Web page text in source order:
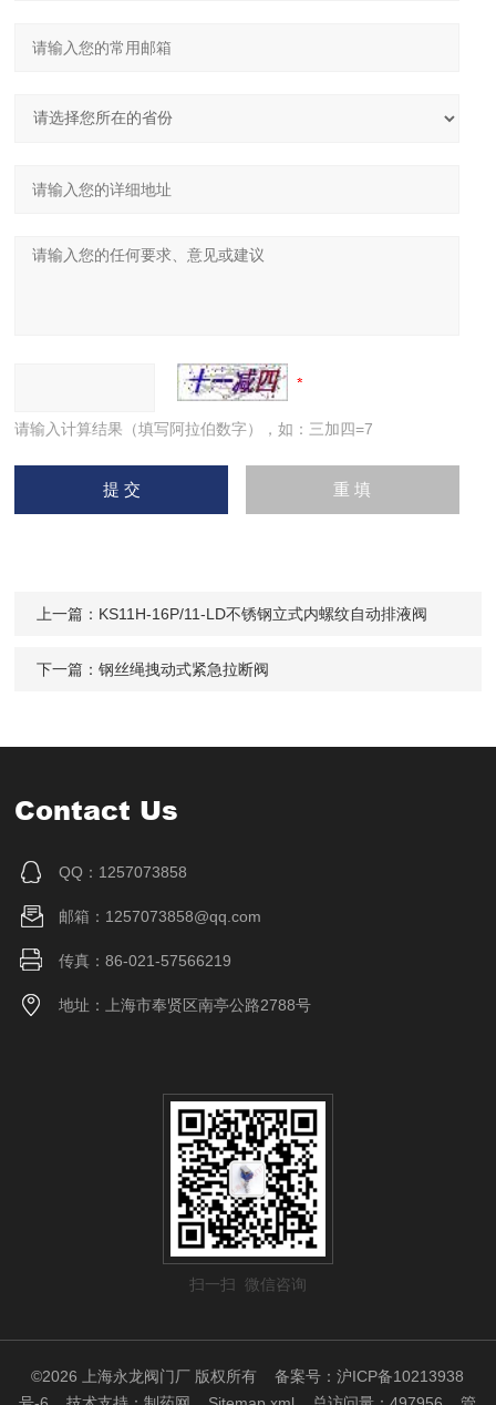
请输入计算结果（填写阿拉伯数字），如：三加四=7
上一篇： KS11H-16P/11-LD不锈钢立式内螺纹自动排液阀
下一篇：钢丝绳拽动式紧急拉断阀
Contact Us
QQ：1257073858
邮箱：1257073858@qq.com
传真：86-021-57566219
地址：上海市奉贤区南亭公路2788号
扫一扫 微信咨询
©2026 上海永龙阀门厂 版权所有备案号：沪ICP备10213938